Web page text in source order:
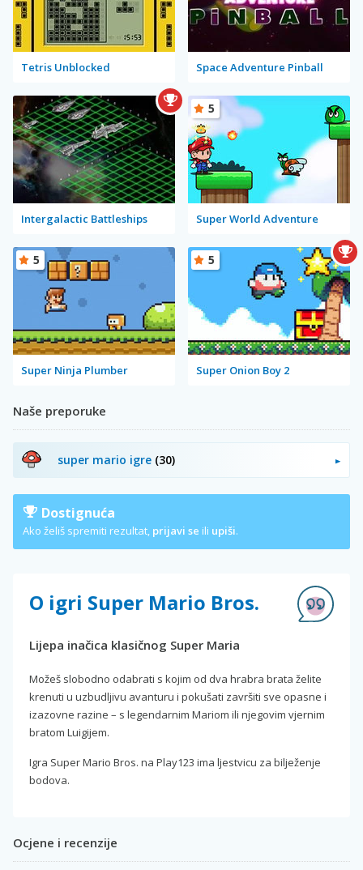
Tetris Unblocked Space Adventure Pinball
Intergalactic Battleships Super World Adventure
5
Super Ninja Plumber
5
Super Onion Boy 2
5
Naše preporuke
super mario igre (30)
Dostignuća
Ako želiš spremiti rezultat, prijavi se ili upiši.
O igri Super Mario Bros.
Lijepa inačica klasičnog Super Maria
Možeš slobodno odabrati s kojim od dva hrabra brata želite
krenuti u uzbudljivu avanturu i pokušati završiti sve opasne i
izazovne razine – s legendarnim Mariom ili njegovim vjernim
bratom Luigijem.
Igra Super Mario Bros. na Play123 ima ljestvicu za bilježenje
bodova.
Ocjene i recenzije